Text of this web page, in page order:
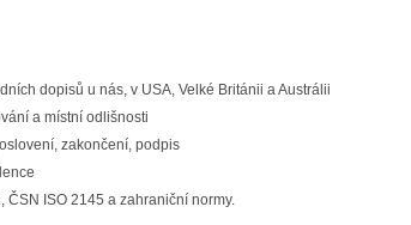
dopisů u nás, v USA, Velké Británii a Austrálii
a místní odlišnosti
zakončení, podpis
ČSN ISO 2145 a zahraniční normy.